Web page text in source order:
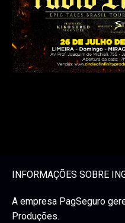
INFORMAÇÕES SOBRE
A empresa PagSeguro
Produções.